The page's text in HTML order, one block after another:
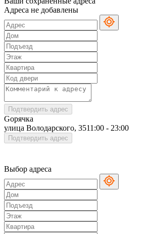
Адреса не добавлены
Подтвердить адрес
Gорячка
улица Володарского, 3511:00 - 23:00
Подтвердить адрес
Выбор адреса